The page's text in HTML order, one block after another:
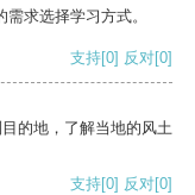
求选择学习方式。
支持[0] 反对[0]
的地，了解当地的风土
支持[0] 反对[0]